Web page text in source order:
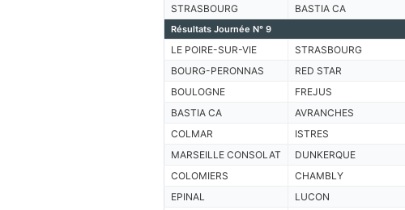
STRASBOURG
BASTIA CA
Résultats Journée N° 9
LE POIRE-SUR-VIE STRASBOURG
BOURG-PERONNAS
RED STAR
BOULOGNE
FREJUS
BASTIA CA
AVRANCHES
COLMAR
ISTRES
MARSEILLE CONSOLAT
DUNKERQUE
COLOMIERS
CHAMBLY
EPINAL
LUCON